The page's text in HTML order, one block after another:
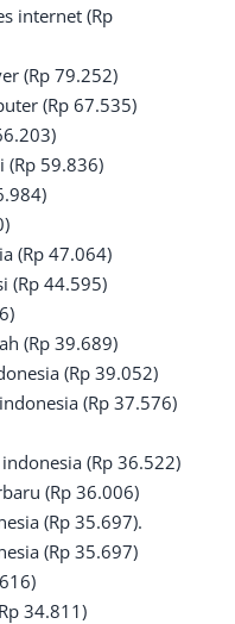
internet (Rp
(Rp 79.252)
(Rp 67.535)
(Rp 59.836)
(Rp 47.064)
(Rp 44.595)
(Rp 39.689)
(Rp 39.052)
(Rp 37.576)
(Rp 36.522)
(Rp 36.006)
(Rp 35.697).
(Rp 35.697)
34.811)